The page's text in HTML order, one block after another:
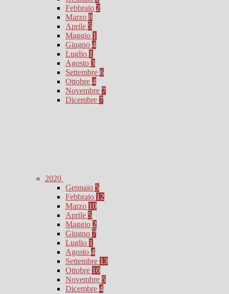
Febbraio 2
Marzo 8
Aprile 5
Maggio 1
Giugno 4
Luglio 1
Agosto 3
Settembre 6
Ottobre 4
Novembre 7
Dicembre 7
2020
Gennaio 5
Febbraio 12
Marzo 10
Aprile 5
Maggio 2
Giugno 7
Luglio 1
Agosto 4
Settembre 13
Ottobre 10
Novembre 5
Dicembre 4